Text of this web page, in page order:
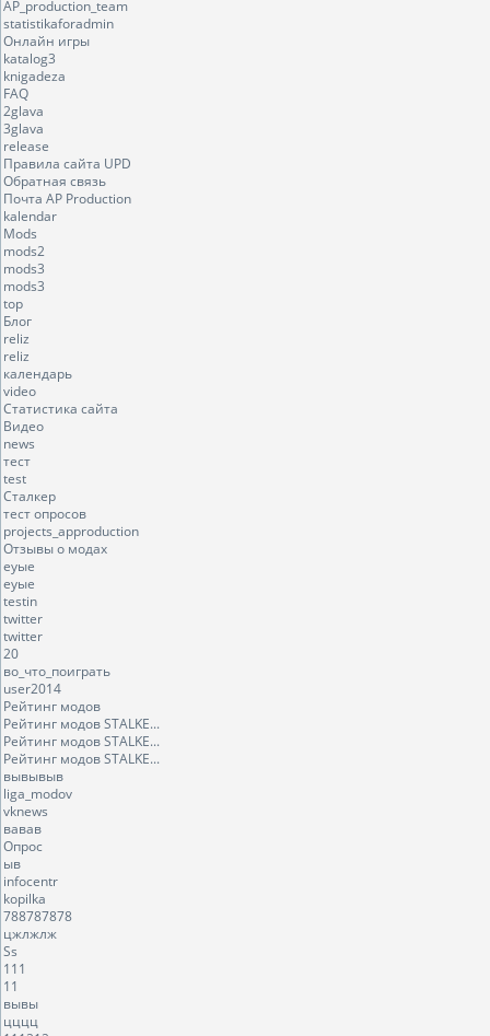
AP_production_team
statistikaforadmin
Онлайн игры
katalog3
knigadeza
FAQ
2glava
3glava
release
Правила сайта UPD
Обратная связь
Почта AP Production
kalendar
Mods
mods2
mods3
mods3
top
Блог
reliz
reliz
календарь
video
Статистика сайта
Видео
news
тест
test
Сталкер
тест опросов
projects_approduction
Отзывы о модах
еуые
еуые
testin
twitter
twitter
20
во_что_поиграть
user2014
Рейтинг модов
Рейтинг модов STALKE...
Рейтинг модов STALKE...
Рейтинг модов STALKE...
вывывыв
liga_modov
vknews
вавав
Опрос
ыв
infocentr
kopilka
788787878
цжлжлж
Ss
111
11
вывы
цццц